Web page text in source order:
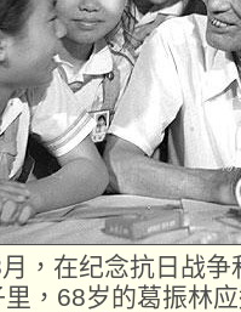
，在纪念抗日战
里，68岁的葛振林